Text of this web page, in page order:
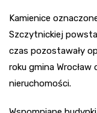
Kamienice
Szczytnickiej
czas pozostawały
roku gmina
nieruchomości.